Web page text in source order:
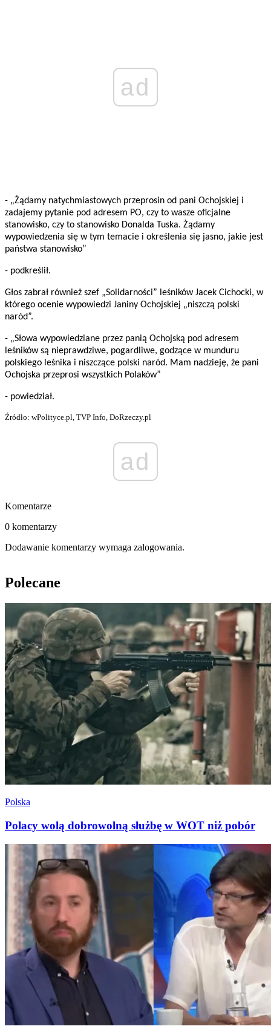
ad
- „Żądamy natychmiastowych przeprosin od pani Ochojskiej i
zadajemy pytanie pod adresem PO, czy to wasze oficjalne
stanowisko, czy to stanowisko Donalda Tuska. Żądamy
wypowiedzenia się w tym temacie i określenia się jasno, jakie jest
państwa stanowisko”
- podkreślił.
Głos zabrał również szef „Solidarności” leśników Jacek Cichocki, w
którego ocenie wypowiedzi Janiny Ochojskiej „niszczą polski
naród”.
- „Słowa wypowiedziane przez panią Ochojską pod adresem
leśników są nieprawdziwe, pogardliwe, godzące w munduru
polskiego leśnika i niszczące polski naród. Mam nadzieję, że pani
Ochojska przeprosi wszystkich Polaków”
- powiedział.
Źródło: wPolityce.pl, TVP Info, DoRzeczy.pl
ad
Komentarze
0 komentarzy
Dodawanie komentarzy wymaga zalogowania.
Polecane
Polska
Polacy wolą dobrowolną służbę w WOT niż pobór